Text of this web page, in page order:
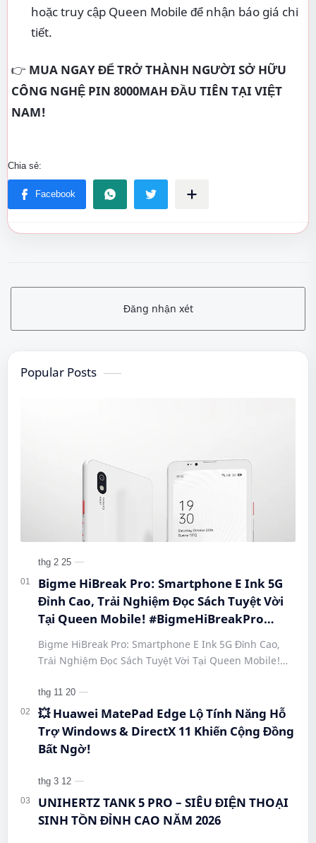
hoặc truy cập Queen Mobile để nhận báo giá chi
tiết.
👉 MUA NGAY ĐỂ TRỞ THÀNH NGƯỜI SỞ HỮU
CÔNG NGHỆ PIN 8000MAH ĐẦU TIÊN TẠI VIỆT
NAM!
Đăng nhận xét
Popular Posts
Bigme HiBreak Pro: Smartphone E Ink 5G
Đỉnh Cao, Trải Nghiệm Đọc Sách Tuyệt Vời
Tại Queen Mobile! #BigmeHiBreakPro
#SmartphoneEInk #QueenMobile
#HiBreakPro5G #DienThoaiDocSach
#CongNgheMoi #MuaSamThongMinh
#EInkPhone #5GSmartphone
Bigme HiBreak Pro: Smartphone E Ink 5G Đỉnh Cao,
Trải Nghiệm Đọc Sách Tuyệt Vời Tại Queen Mobile!
#Hi…
💥 Huawei MatePad Edge Lộ Tính Năng Hỗ
Trợ Windows & DirectX 11 Khiến Cộng Đồng
Bất Ngờ!
UNIHERTZ TANK 5 PRO – SIÊU ĐIỆN THOẠI
SINH TỒN ĐỈNH CAO NĂM 2026